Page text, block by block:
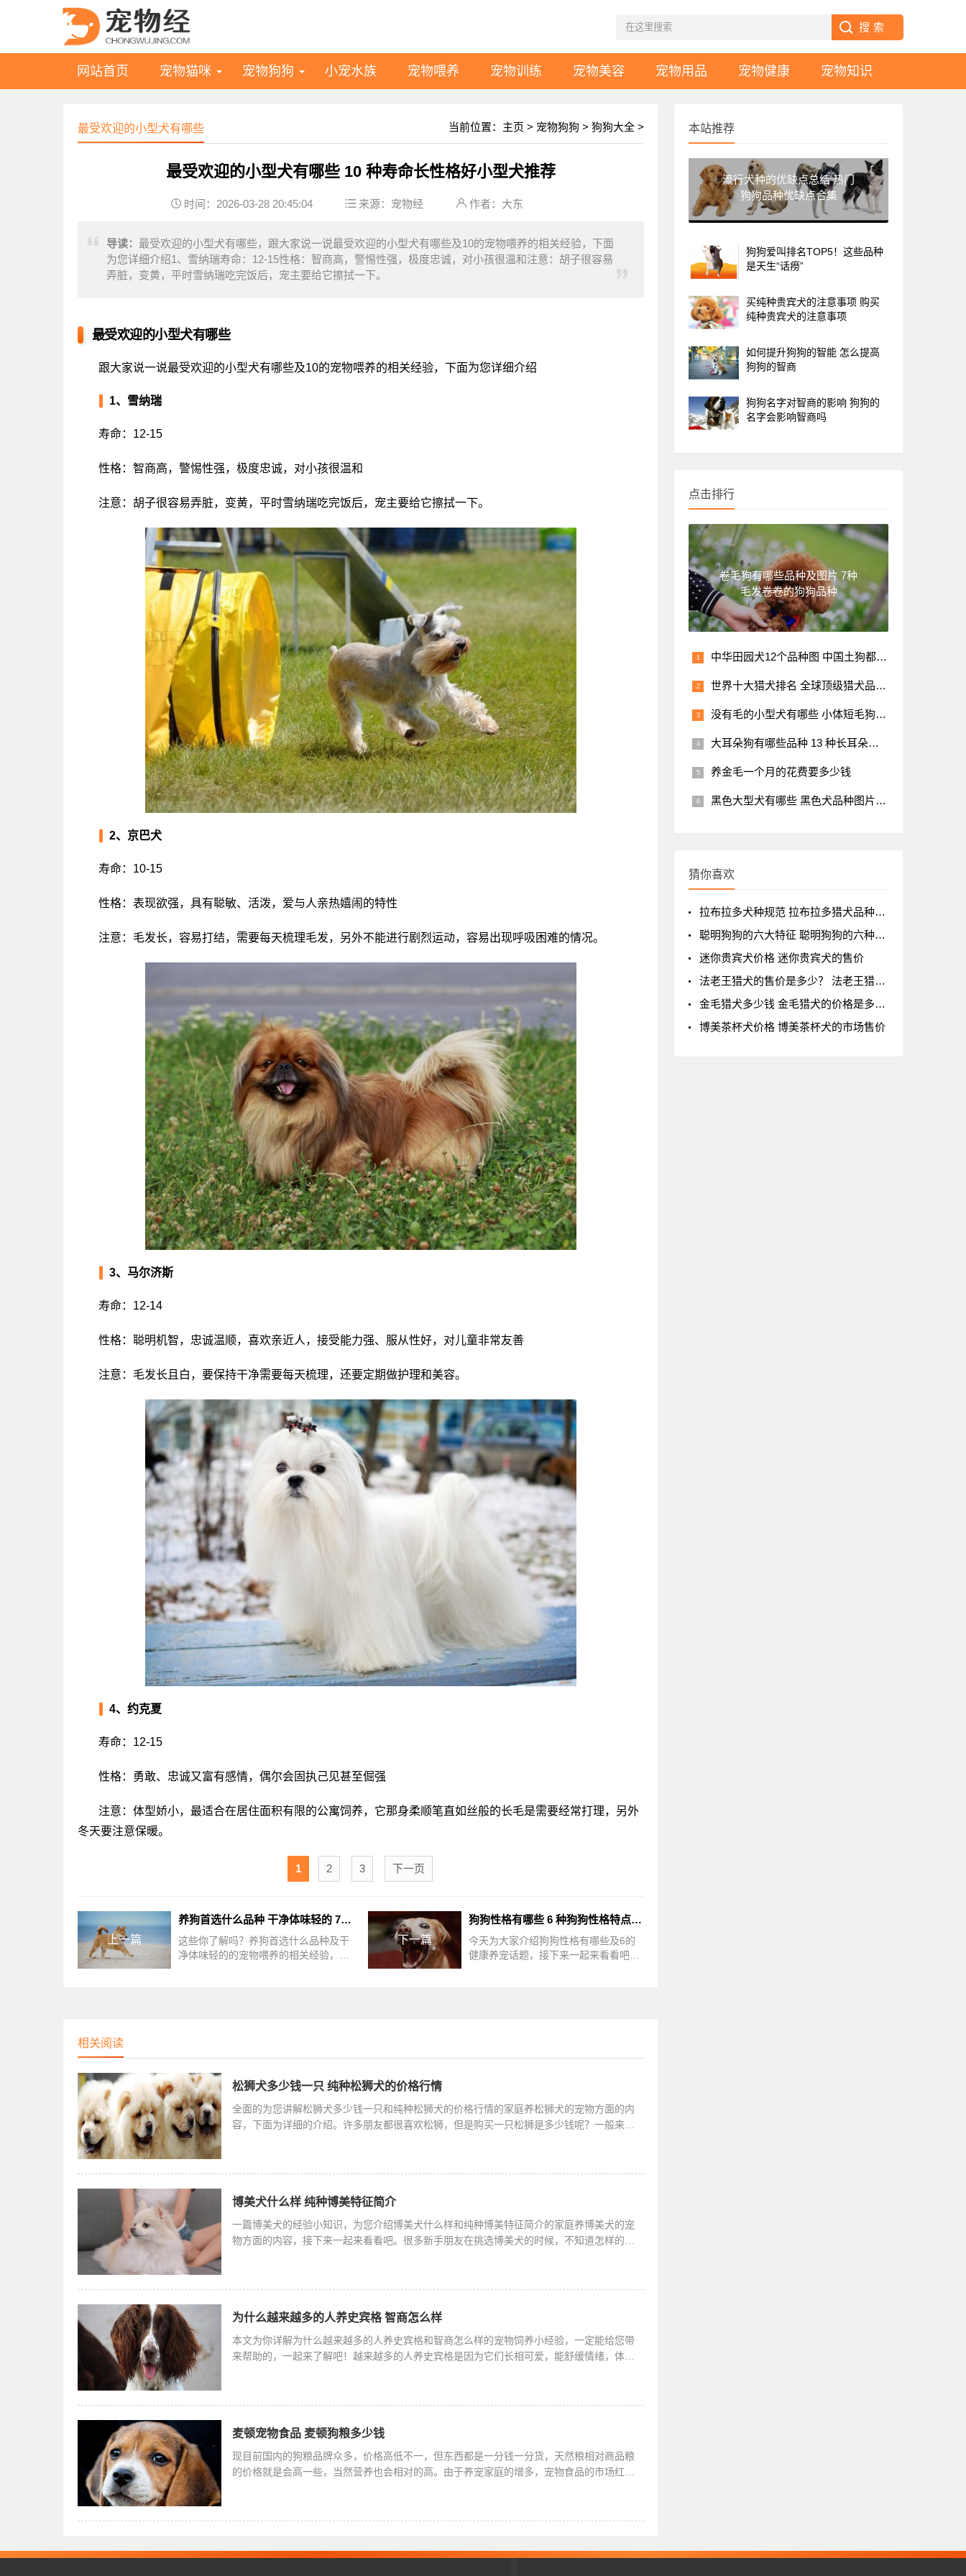
网站首页 宠物猫咪 宠物狗狗 小宠水族 宠物喂养 宠物训练 宠物美容 宠物用品 宠物健康 宠物知识
当前位置： 主页 > 宠物狗狗 > 狗狗大全 >
最受欢迎的小型犬有哪些
最受欢迎的小型犬有哪些 10 种寿命长性格好小型犬推荐
时间：2026-03-28 20:45:04 来源： 宠物经 作者：大东
导读： 最受欢迎的小型犬有哪些，跟大家说一说最受欢迎的小型犬有哪些及10的宠物喂养的相关经验，下面
为您详细介绍1、雪纳瑞寿命：12-15性格：智商高，警惕性强，极度忠诚，对小孩很温和注意：胡子很容易
弄脏，变黄，平时雪纳瑞吃完饭后，宠主要给它擦拭一下。
最受欢迎的小型犬有哪些
跟大家说一说最受欢迎的小型犬有哪些及10的宠物喂养的相关经验，下面为您详细介绍
1、雪纳瑞
寿命：12-15
性格：智商高，警惕性强，极度忠诚，对小孩很温和
注意：胡子很容易弄脏，变黄，平时雪纳瑞吃完饭后，宠主要给它擦拭一下。
2、京巴犬
寿命：10-15
性格：表现欲强，具有聪敏、活泼，爱与人亲热嬉闹的特性
注意：毛发长，容易打结，需要每天梳理毛发，另外不能进行剧烈运动，容易出现呼吸困难的情况。
3、马尔济斯
寿命：12-14
性格：聪明机智，忠诚温顺，喜欢亲近人，接受能力强、服从性好，对儿童非常友善
注意：毛发长且白，要保持干净需要每天梳理，还要定期做护理和美容。
4、约克夏
寿命：12-15
性格：勇敢、忠诚又富有感情，偶尔会固执己见甚至倔强
注意：体型娇小，最适合在居住面积有限的公寓饲养，它那身柔顺笔直如丝般的长毛是需要经常打理，另外
冬天要注意保暖。
1 2 3 下一页
上一篇
养狗首选什么品种 干净体味轻的 7 种狗狗分享
这些你了解吗？养狗首选什么品种及干
净体味轻的的宠物喂养的相关经验，下
下一篇
狗狗性格有哪些 6 种狗狗性格特点解析
今天为大家介绍狗狗性格有哪些及6的
健康养宠话题，接下来一起来看看吧。
相关阅读
松狮犬多少钱一只 纯种松狮犬的价格行情
全面的为您讲解松狮犬多少钱一只和纯种松狮犬的价格行情的家庭养松狮犬的宠物方面的内
容，下面为详细的介绍。许多朋友都很喜欢松狮，但是购买一只松狮是多少钱呢？一般来说
博美犬什么样 纯种博美特征简介
一篇博美犬的经验小知识，为您介绍博美犬什么样和纯种博美特征简介的家庭养博美犬的宠
物方面的内容，接下来一起来看看吧。很多新手朋友在挑选博美犬的时候，不知道怎样的狗
为什么越来越多的人养史宾格 智商怎么样
本文为你详解为什么越来越多的人养史宾格和智商怎么样的宠物饲养小经验，一定能给您带
来帮助的，一起来了解吧！越来越多的人养史宾格是因为它们长相可爱，能舒缓情绪，体质
麦顿宠物食品 麦顿狗粮多少钱
现目前国内的狗粮品牌众多，价格高低不一，但东西都是一分钱一分货，天然粮相对商品粮
的价格就是会高一些，当然营养也会相对的高。由于养宠家庭的增多，宠物食品的市场红利
本站推荐
流行犬种的优缺点总结 热门
狗狗品种优缺点合集
狗狗爱叫排名TOP5！这些品种
是天生“话痨”
买纯种贵宾犬的注意事项 购买
纯种贵宾犬的注意事项
如何提升狗狗的智能 怎么提高
狗狗的智商
狗狗名字对智商的影响 狗狗的
名字会影响智商吗
点击排行
卷毛狗有哪些品种及图片 7种
毛发卷卷的狗狗品种
中华田园犬12个品种图 中国土狗都有哪几个品种
世界十大猎犬排名 全球顶级猎犬品种排行及图片
没有毛的小型犬有哪些 小体短毛狗狗品种大全
大耳朵狗有哪些品种 13 种长耳朵狗狗盘点
养金毛一个月的花费要多少钱
黑色大型犬有哪些 黑色犬品种图片大全
猜你喜欢
拉布拉多犬种规范 拉布拉多猎犬品种标准
聪明狗狗的六大特征 聪明狗狗的六种表现
迷你贵宾犬价格 迷你贵宾犬的售价
法老王猎犬的售价是多少？ 法老王猎犬的购买价
金毛猎犬多少钱 金毛猎犬的价格是多少？
博美茶杯犬价格 博美茶杯犬的市场售价